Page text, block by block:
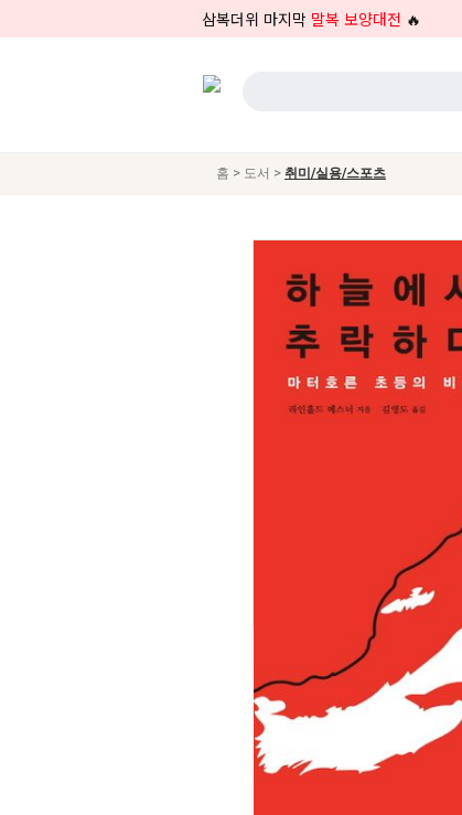
삼복더위 마지막 말복 보양대전 🔥
홈 > 도서 > 취미/실용/스포츠